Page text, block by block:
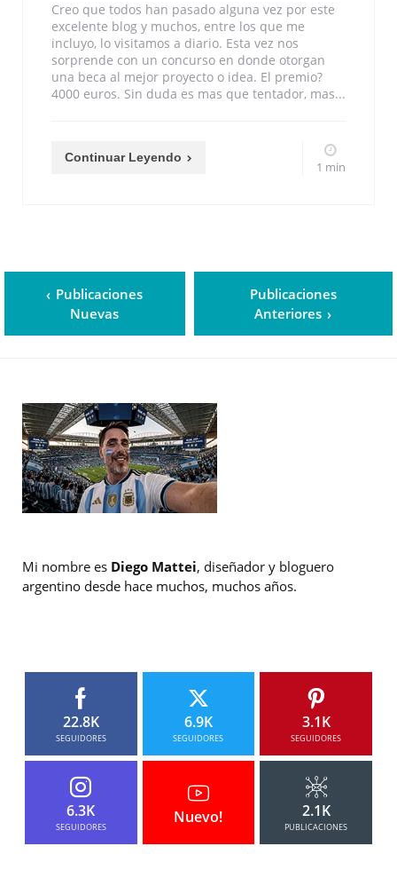
Creo que todos han pasado alguna vez por este
excelente blog y muchos, entre los que me
incluyo, lo visitamos a diario. Esta vez nos
sorprende con un concurso en donde otorgan
una beca al mejor proyecto o idea. El premio?
4000 euros. Sin duda es mas que tentador, mas...
Continuar Leyendo
1 min
Publicaciones
Nuevas
Publicaciones
Anteriores
Mi nombre es Diego Mattei, diseñador y bloguero
argentino desde hace muchos, muchos años.
22.8K
SEGUIDORES
6.9K
SEGUIDORES
3.1K
SEGUIDORES
6.3K
SEGUIDORES
Nuevo! 2.1K
PUBLICACIONES